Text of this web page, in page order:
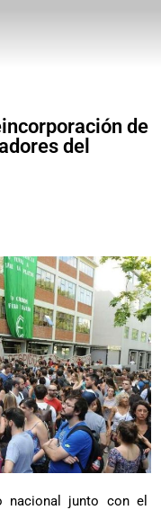
de
del
nacional junto con el